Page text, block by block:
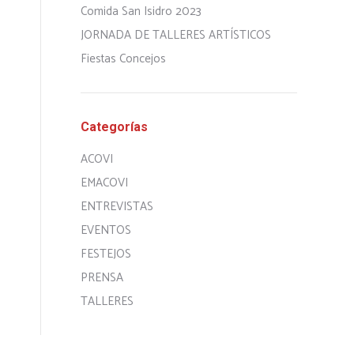
Comida San Isidro 2023
JORNADA DE TALLERES ARTÍSTICOS
Fiestas Concejos
Categorías
ACOVI
EMACOVI
ENTREVISTAS
EVENTOS
FESTEJOS
PRENSA
TALLERES